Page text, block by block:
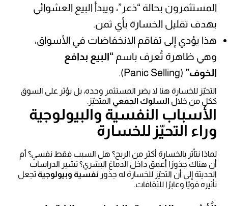
المستثمرون بحالة “ذعر”، ويبدأ البيع العشوائي
بهدف تقليل الخسارة بأي ثمن.
هذا يؤدي إلى تفاقم الانخفاضات في الأسواق،
وهي ظاهرة تُعرف باسم “البيع بدافع
الخوف” (Panic Selling).
التحيّز للخسارة هنا لا يضر المستثمر وحده، بل يؤثر على السوق
ككل من خلال السلوك الجمعي المتحيّز.
الأسباب النفسية والبيولوجية
وراء التحيّز للخسارة
لماذا نتأثر بالخسارة أكثر من الربح؟ هل السبب فقط نفسي؟ أم
أن هناك جذورًا أعمق داخل الدماغ البشري؟ تشير الدراسات
الحديثة إلى أن التحيّز للخسارة له جذور نفسية وبيولوجيةتجعل
تأثيره قويًا وعابرًا للثقافات.